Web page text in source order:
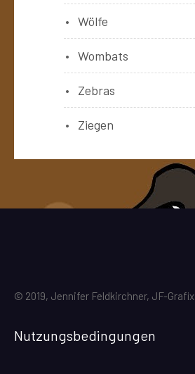
Wölfe
Wombats
Zebras
Ziegen
© 2019, Jennifer Feldkirchner, JF-Grafix
Nutzungsbedingungen